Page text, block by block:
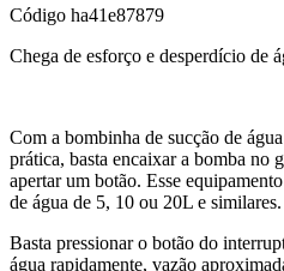
Código ha41e87879
Chega de esforço e desperdício de
Com a bombinha de sucção de
prática, basta encaixar a bomba no
apertar um botão. Esse
de água de 5, 10 ou 20L e similares.
Basta pressionar o botão do
água rapidamente, vazão